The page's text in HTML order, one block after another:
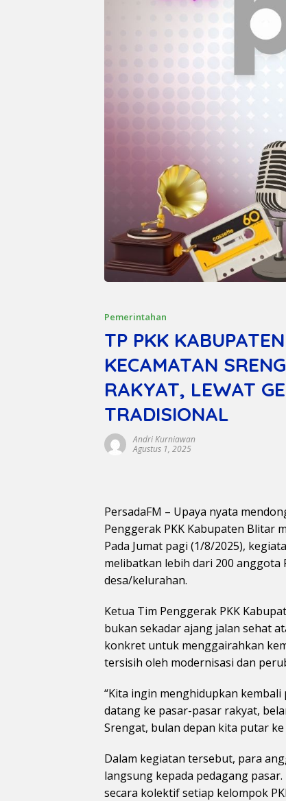
Pemerintahan
TP PKK
KECAMATAN
RAKYAT, LEWAT
TRADISIONAL
Andri Kurniawan
Agustus 1, 2025
PersadaFM – Upaya nyata
Penggerak PKK Kabupaten Blitar
Pada Jumat pagi (1/8/2025),
melibatkan lebih dari 200 anggota
desa/kelurahan.
Ketua Tim Penggerak PKK
bukan sekadar ajang jalan sehat
konkret untuk menggairahkan
tersisih oleh modernisasi dan
“Kita ingin menghidupkan
datang ke pasar-pasar rakyat,
Srengat, bulan depan kita putar
Dalam kegiatan tersebut, para
langsung kepada pedagang
secara kolektif setiap kelompok